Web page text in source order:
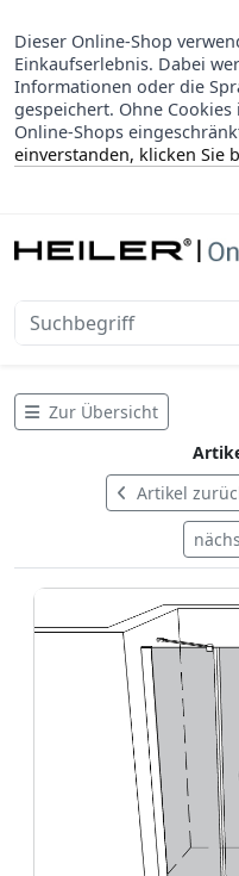
Dieser Online-Shop
Einkaufserlebnis. Dabei
Informationen oder die
gespeichert. Ohne
Online-Shops
einverstanden, klicken Sie
Zur Übersicht
Artikel